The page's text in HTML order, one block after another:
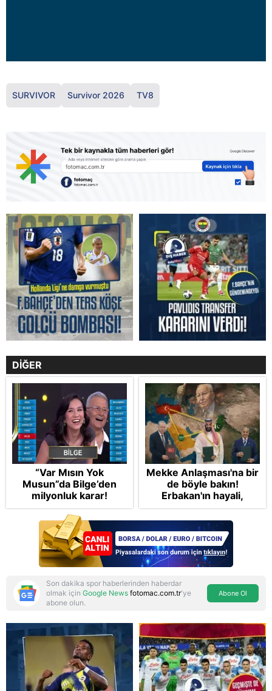
Reddet
SURVIVOR Survivor 2026 TV8
DİĞER
“Var Mısın Yok
Musun”da Bilge’den
milyonluk karar!
Mekke Anlaşması'na bir
de böyle bakın!
Erbakan'ın hayali,
Cumhur'un vizyonu:
İslam NATO'suna
Başkan Erdoğan mührü
Son dakika spor haberlerinden haberdar
olmak için Google News fotomac.com.tr'ye
abone olun.
Abone Ol